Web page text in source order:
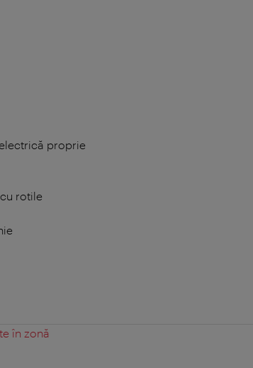
proprie
rotile
în zonă